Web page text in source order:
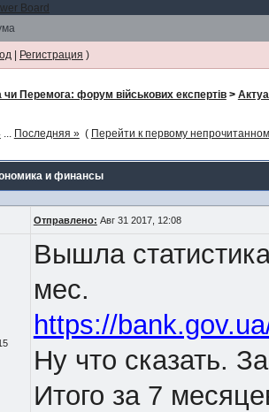
| Регистрация )
чи Перемога: форум військових експертів>
... Последняя » ( Перейти к первому
и финансы
Отправлено: Авг 31 2017, 12:08
Вышла
мес.
https://
Ну что сказать.
Итого за 7